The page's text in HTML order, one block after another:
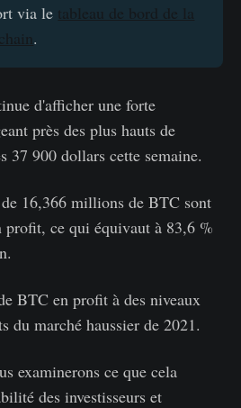
via le tableau de bord de la
.
d'afficher une forte
près des plus hauts de
37 900 dollars cette semaine.
16,366 millions de BTC sont
profit, ce qui équivaut à 83,6 %
BTC en profit à des niveaux
du marché haussier de 2021.
examinerons ce que cela
des investisseurs et